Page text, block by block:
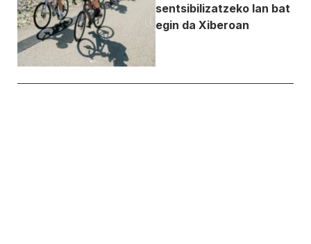
sentsibilizatzeko lan bat
egin da Xiberoan